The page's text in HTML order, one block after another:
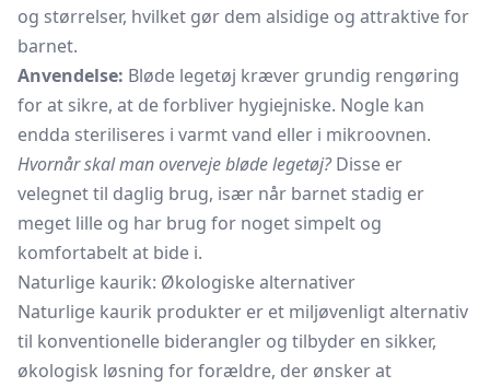
og størrelser, hvilket gør dem alsidige og attraktive for
barnet.
Anvendelse: Bløde legetøj kræver grundig rengøring
for at sikre, at de forbliver hygiejniske. Nogle kan
endda steriliseres i varmt vand eller i mikroovnen.
Hvornår skal man overveje bløde legetøj?Disse er
velegnet til daglig brug, især når barnet stadig er
meget lille og har brug for noget simpelt og
komfortabelt at bide i.
Naturlige kaurik: Økologiske alternativer
Naturlige kaurik produkter er et miljøvenligt alternativ
til konventionelle biderangler og tilbyder en sikker,
økologisk løsning for forældre, der ønsker at